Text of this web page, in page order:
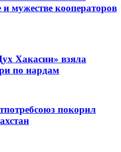
мужестве кооператоров
Хакасии» взяла
по нардам
покорил